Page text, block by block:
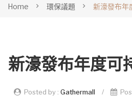
Home 環保議題 新濠發布年
新濠發布年度可
Posted by : Gathermall /